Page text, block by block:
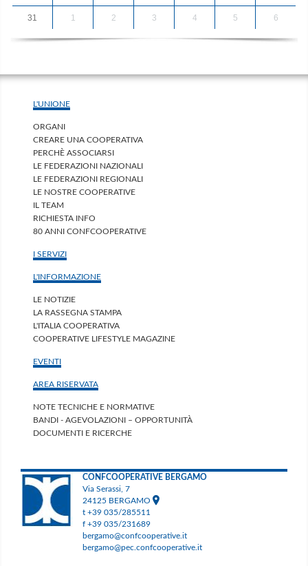
31 1 2 3 4 5 6
L'UNIONE
ORGANI
CREARE UNA COOPERATIVA
PERCHÈ ASSOCIARSI
LE FEDERAZIONI NAZIONALI
LE FEDERAZIONI REGIONALI
LE NOSTRE COOPERATIVE
IL TEAM
RICHIESTA INFO
80 ANNI CONFCOOPERATIVE
I SERVIZI
L'INFORMAZIONE
LE NOTIZIE
LA RASSEGNA STAMPA
L'ITALIA COOPERATIVA
COOPERATIVE LIFESTYLE MAGAZINE
EVENTI
AREA RISERVATA
NOTE TECNICHE E NORMATIVE
BANDI - AGEVOLAZIONI – OPPORTUNITÀ
DOCUMENTI E RICERCHE
CONFCOOPERATIVE BERGAMO
Via Serassi, 7
24125 BERGAMO
t +39 035/285511
f +39 035/231689
bergamo@confcooperative.it
bergamo@pec.confcooperative.it